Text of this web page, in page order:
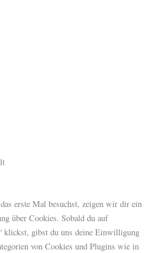
erste Mal besuchst, zeigen wir dir ein
über Cookies. Sobald du auf
klickst, gibst du uns deine Einwilligung
von Cookies und Plugins wie in